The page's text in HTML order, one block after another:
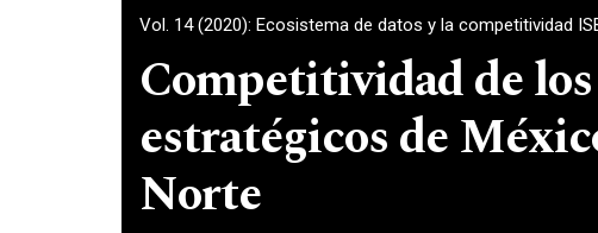
Vol. 14 (2020): Ecosistema de datos y la competitividad
Competitividad de
estratégicos de
Norte